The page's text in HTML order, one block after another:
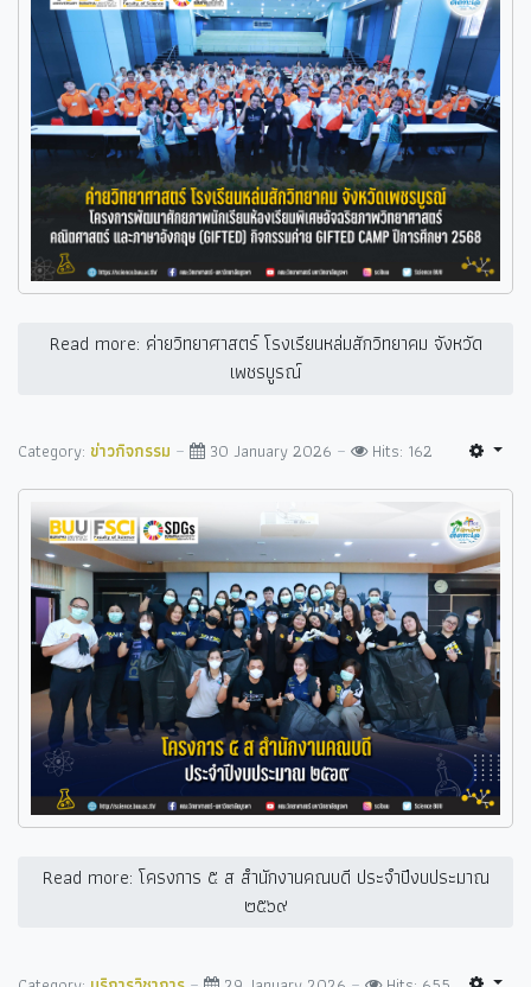
Read more: ค่ายวิทยาศาสตร์ โรงเรียนหล่มสักวิทยาคม จังหวัด
เพชรบูรณ์
Category: ข่าวกิจกรรม 30 January 2026 Hits: 162
Read more: โครงการ ๕ ส สำนักงานคณบดี ประจำปีงบประมาณ
๒๕๖๙